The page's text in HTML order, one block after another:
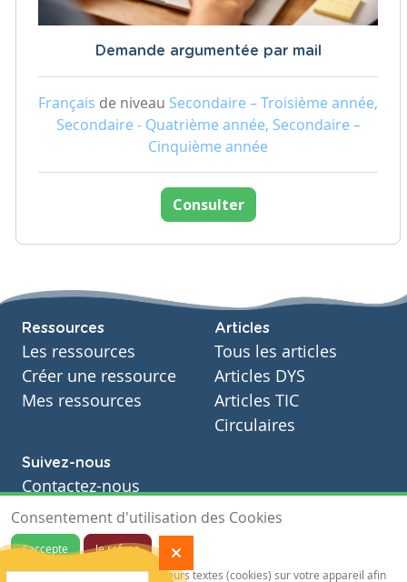
Demande argumentée par mail
Français de niveau Secondaire – Troisième année,
Secondaire - Quatrième année, Secondaire –
Cinquième année
Consulter
Ressources
Les ressources
Créer une ressource
Mes ressources
Articles
Tous les articles
Articles DYS
Articles TIC
Circulaires
Suivez-nous
Contactez-nous
Soutien scolaire
Notre page Facebook
S'inscrire à notre newsletter
Consentement d'utilisation des Cookies
J'accepte
Je refuse
Notre site sauvegarde des traceurs textes (cookies) sur votre appareil afin